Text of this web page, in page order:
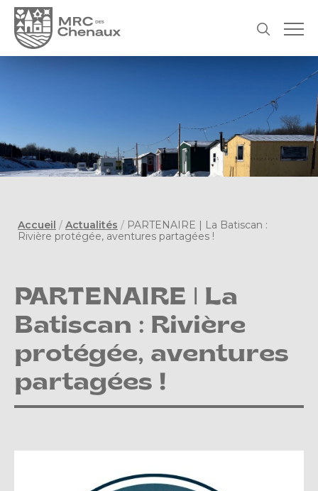
Accueil / Actualités / PARTENAIRE | La Batiscan :
Rivière protégée, aventures partagées !
PARTENAIRE | La
Batiscan : Rivière
protégée, aventures
partagées !